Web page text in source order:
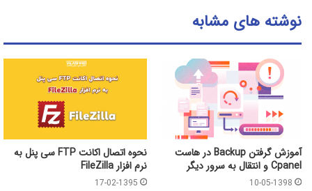
نوشته های مشابه
آموزش گرفتن Backup در هاست
Cpanel و انتقال به سرور دیگر
10-05-1398
نحوه اتصال اکانت FTP سی پنل به
نرم افزار FileZilla
17-02-1395